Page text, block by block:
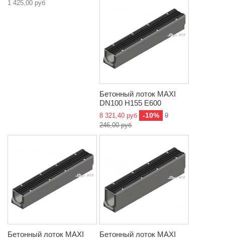
1 425,00 руб
Бетонный лоток MAXI
DN100 H155 E600
8 321,40 руб -10%
9
246,00 руб
Бетонный лоток MAXI
Бетонный лоток MAXI